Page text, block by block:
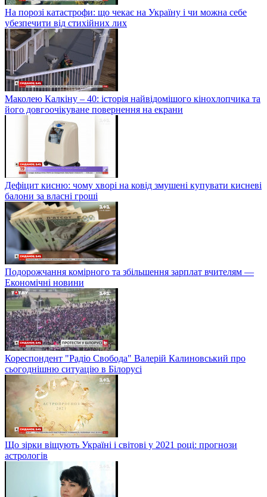
На порозі катастрофи: що чекає на Україну і чи можна себе
убезпечити від стихійних лих
Маколею Калкіну – 40: історія найвідомішого кінохлопчика та
його довгоочікуване повернення на екрани
Дефіцит кисню: чому хворі на ковід змушені купувати кисневі
балони за власні гроші
Подорожчання комірного та збільшення зарплат вчителям —
Економічні новини
Кореспондент "Радіо Свобода" Валерій Калиновський про
сьогоднішню ситуацію в Білорусі
Що зірки віщують Україні і світові у 2021 році: прогнози
астрологів